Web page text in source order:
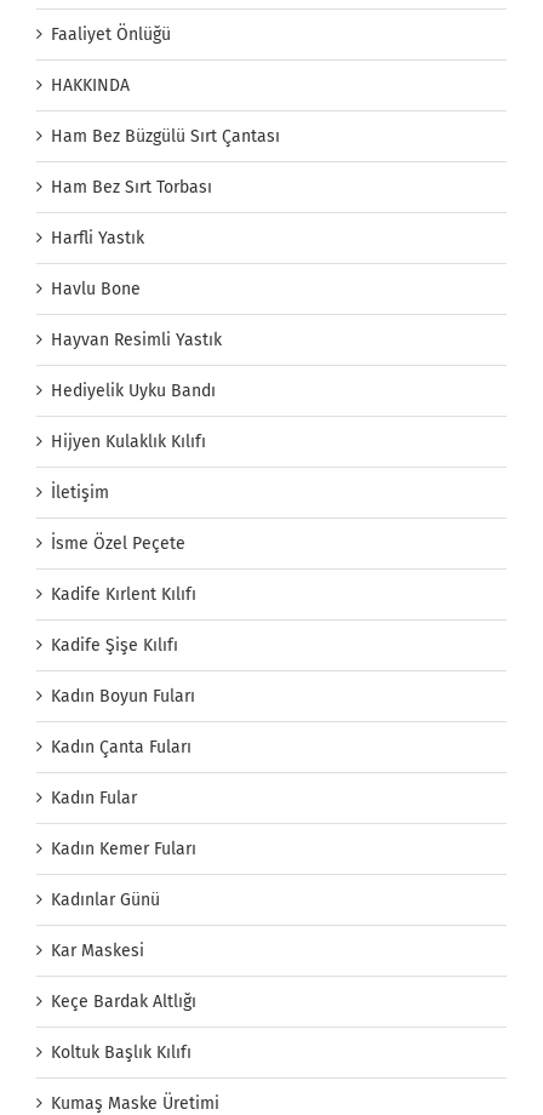
Faaliyet Önlüğü
HAKKINDA
Ham Bez Büzgülü Sırt Çantası
Ham Bez Sırt Torbası
Harfli Yastık
Havlu Bone
Hayvan Resimli Yastık
Hediyelik Uyku Bandı
Hijyen Kulaklık Kılıfı
İletişim
İsme Özel Peçete
Kadife Kırlent Kılıfı
Kadife Şişe Kılıfı
Kadın Boyun Fuları
Kadın Çanta Fuları
Kadın Fular
Kadın Kemer Fuları
Kadınlar Günü
Kar Maskesi
Keçe Bardak Altlığı
Koltuk Başlık Kılıfı
Kumaş Maske Üretimi